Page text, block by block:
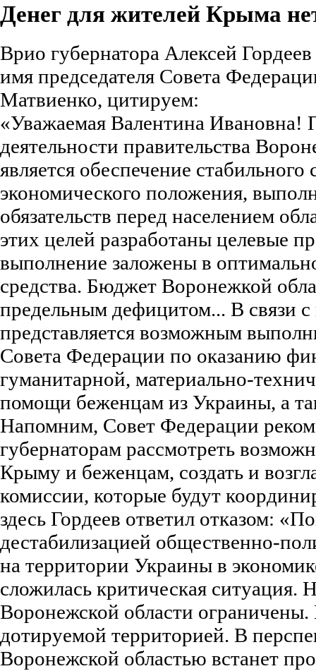
Денег для жителей Крыма
Врио губернатора Алексей
имя председателя Совета
Матвиенко, цитируем:
«Уважаемая Валентина Ивановна!
деятельности правительства
является обеспечение стабильного
экономического положения,
обязательств перед населением
этих целей разработаны целевые
выполнение заложены в
средства. Бюджет Воронежкой
предельным дефицитом... В связи
представляется возможным
Совета Федерации по оказанию
гуманитарной, материально-
помощи беженцам из Украины, а
Напомним, Совет Федерации
губернаторам рассмотреть
Крыму и беженцам, создать и
комиссии, которые будут
здесь Гордеев ответил отказом:
дестабилизацией общественно-
на территории Украины в
сложилась критическая ситуация.
Воронежской области
дотируемой территорией. В
Воронежской областью встанет